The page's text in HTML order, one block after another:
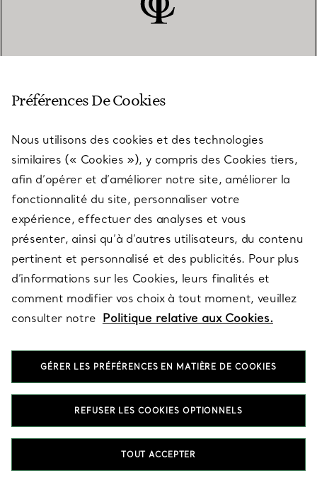
SERVICES
À PROPOS
QUESTIONS LÉGALES
SUIVEZ-NOUS
T&Co. 2026
Préférences De Cookies
Nous utilisons des cookies et des technologies
similaires (« Cookies »), y compris des Cookies tiers,
afin d’opérer et d’améliorer notre site, améliorer la
fonctionnalité du site, personnaliser votre
expérience, effectuer des analyses et vous
présenter, ainsi qu’à d’autres utilisateurs, du contenu
pertinent et personnalisé et des publicités. Pour plus
d’informations sur les Cookies, leurs finalités et
comment modifier vos choix à tout moment, veuillez
consulter notre Politique relative aux Cookies.
GÉRER LES PRÉFÉRENCES EN MATIÈRE DE COOKIES
REFUSER LES COOKIES OPTIONNELS
TOUT ACCEPTER